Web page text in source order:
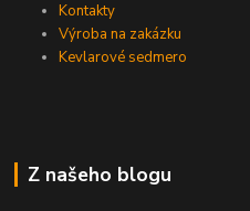
Kontakty
Výroba na zakázku
Kevlarové sedmero
Z našeho blogu